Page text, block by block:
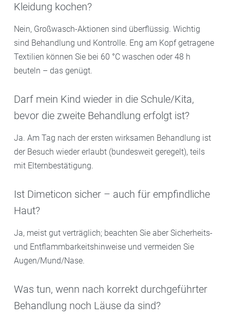
Kleidung kochen?
Nein, Großwasch-Aktionen sind überflüssig. Wichtig
sind Behandlung und Kontrolle. Eng am Kopf getragene
Textilien können Sie bei 60 °C waschen oder 48 h
beuteln – das genügt.
Darf mein Kind wieder in die Schule/Kita,
bevor die zweite Behandlung erfolgt ist?
Ja. Am Tag nach der ersten wirksamen Behandlung ist
der Besuch wieder erlaubt (bundesweit geregelt), teils
mit Elternbestätigung.
Ist Dimeticon sicher – auch für empfindliche
Haut?
Ja, meist gut verträglich; beachten Sie aber Sicherheits-
und Entflammbarkeitshinweise und vermeiden Sie
Augen/Mund/Nase.
Was tun, wenn nach korrekt durchgeführter
Behandlung noch Läuse da sind?